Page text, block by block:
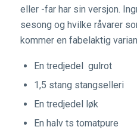
eller -far har sin versjon.
sesong og hvilke råvarer
kommer en fabelaktig
En tredjedel gulrot
1,5 stang stangselleri
En tredjedel løk
En halv ts tomatpure